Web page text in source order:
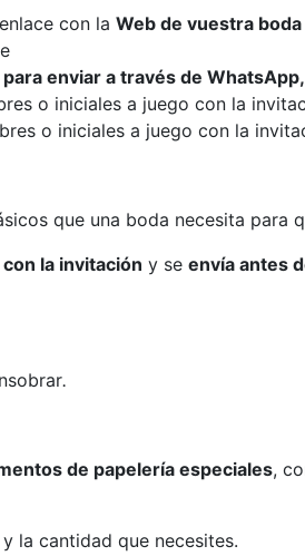
con la Web de vuestra boda
enviar a través de WhatsApp,
o iniciales a juego con la
o iniciales a juego con la
que una boda necesita para
la invitación y se envía antes
.
de papelería especiales,
la cantidad que necesites.